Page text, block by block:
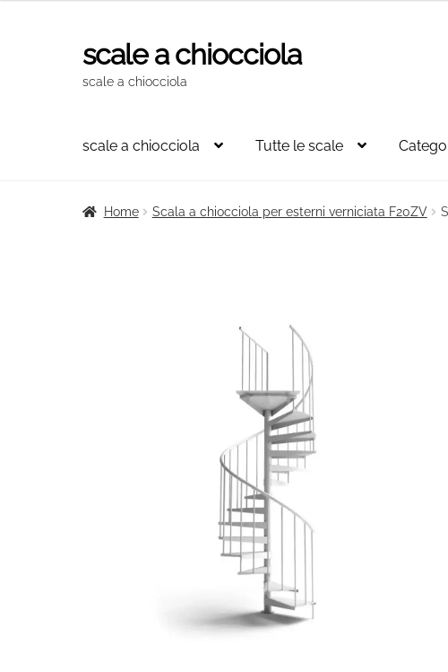
Vai
alla
Vai
al
scale a chiocciola
scale a chiocciola
scale a chiocciola Tutte le scale
Home Scala a chiocciola per esterni verniciata F20ZV
5.628,00€.3.799,00€.